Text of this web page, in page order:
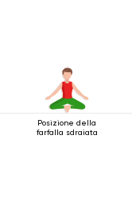
Posizione della
farfalla sdraiata